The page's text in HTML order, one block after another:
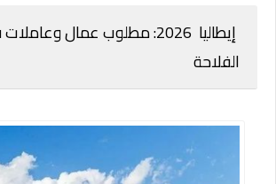
إيطاليا 2026: مطلوب عمال
الفلاحة